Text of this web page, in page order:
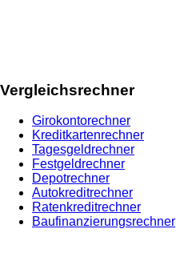
Vergleichsrechner
Girokontorechner
Kreditkartenrechner
Tagesgeldrechner
Festgeldrechner
Depotrechner
Autokreditrechner
Ratenkreditrechner
Baufinanzierungsrechner